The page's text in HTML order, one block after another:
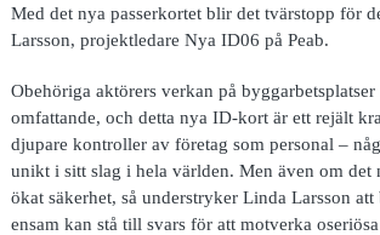
Med det nya passerkortet blir det tvärstopp för
Larsson, projektledare Nya ID06 på Peab.
Obehöriga aktörers verkan på
omfattande, och detta nya ID-kort är ett rejält
djupare kontroller av företag som personal –
unikt i sitt slag i hela världen. Men även om det
ökat säkerhet, så understryker Linda Larsson
ensam kan stå till svars för att motverka